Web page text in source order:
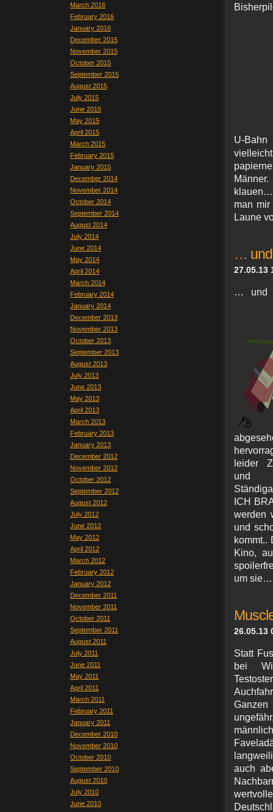
March 2016
February 2016
January 2016
December 2015
November 2015
October 2015
September 2015
August 2015
July 2015
June 2015
May 2015
April 2015
March 2015
February 2015
January 2015
December 2014
November 2014
October 2014
September 2014
August 2014
July 2014
June 2014
May 2014
April 2014
March 2014
February 2014
January 2014
December 2013
November 2013
October 2013
September 2013
August 2013
July 2013
June 2013
May 2013
April 2013
March 2013
February 2013
January 2013
December 2012
November 2012
October 2012
September 2012
August 2012
July 2012
June 2012
May 2012
April 2012
March 2012
February 2012
January 2012
December 2011
November 2011
October 2011
September 2011
August 2011
July 2011
June 2011
May 2011
April 2011
March 2011
February 2011
January 2011
December 2010
November 2010
October 2010
September 2010
August 2010
July 2010
June 2010
U-
man mir
Laune
… und
27.05.13
… und
leider
ICH
werden
und
kommt..
Kino,
um sie…
26.05.13
Statt
bei
Ganzen
auch